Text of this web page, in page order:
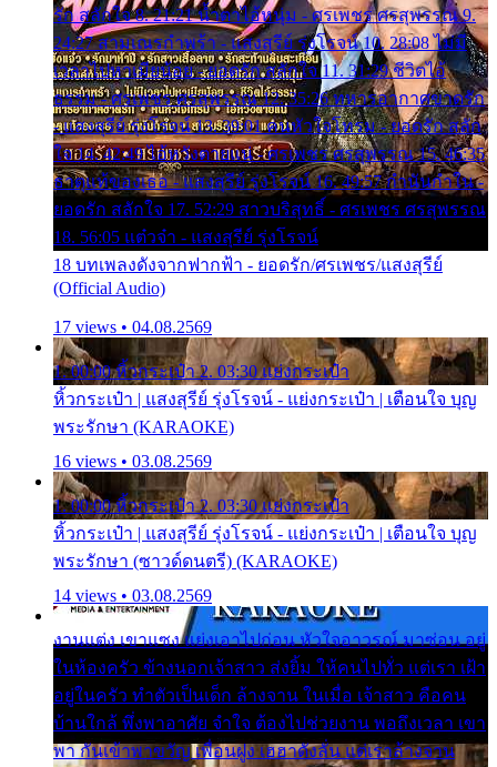
รัก สลักใจ 8. 21:21 น้ำตาไอ้หนุ่ม - ศรเพชร ศรสุพรรณ 9.
24:27 สามเณรกำพร้า - แสงสุรีย์ รุ่งโรจน์ 10. 28:08 ไม่มี
เวลาไปหาเมียน้อย - ยอดรัก สลักใจ 11. 31:29 ชีวิตไอ้
ธรรม - ศรเพชร ศรสุพรรณ 12. 35:26 ทหารอากาศขาดรัก
- แสงสุรีย์ รุ่งโรจน์ 13. 39:01 คนหัวใจโทรม - ยอดรัก สลัก
ใจ 14. 42:49 ไอ้หวังตายแน่ - ศรเพชร ศรสุพรรณ 15. 46:35
ธาตุแท้ของเธอ - แสงสุรีย์ รุ่งโรจน์ 16. 49:57 กำนันกำใน -
ยอดรัก สลักใจ 17. 52:29 สาวบริสุทธิ์ - ศรเพชร ศรสุพรรณ
18. 56:05 แต๋วจ๋า - แสงสุรีย์ รุ่งโรจน์
18 บทเพลงดังจากฟากฟ้า - ยอดรัก/ศรเพชร/แสงสุรีย์
(Official Audio)
17 views • 04.08.2569
1. 00:00 หิ้วกระเป๋า 2. 03:30 แย่งกระเป๋า
หิ้วกระเป๋า | แสงสุรีย์ รุ่งโรจน์ - แย่งกระเป๋า | เตือนใจ บุญ
พระรักษา (KARAOKE)
16 views • 03.08.2569
1. 00:00 หิ้วกระเป๋า 2. 03:30 แย่งกระเป๋า
หิ้วกระเป๋า | แสงสุรีย์ รุ่งโรจน์ - แย่งกระเป๋า | เตือนใจ บุญ
พระรักษา (ซาวด์ดนตรี) (KARAOKE)
14 views • 03.08.2569
งานแต่ง เขาแซง แย่งเอาไปก่อน หัวใจอาวรณ์ มาซ่อน อยู่
ในห้องครัว ข้างนอกเจ้าสาว ส่งยิ้ม ให้คนไปทั่ว แต่เรา เฝ้า
อยู่ในครัว ทำตัวเป็นเด็ก ล้างจาน ในเมื่อ เจ้าสาว คือคน
บ้านใกล้ พึ่งพาอาศัย จำใจ ต้องไปช่วยงาน พอถึงเวลา เขา
พา กันเข้าพาขวัญ เพื่อนฝูง เฮฮาดังลั่น แต่เราล้างจาน